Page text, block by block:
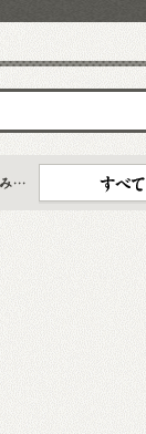
すべて